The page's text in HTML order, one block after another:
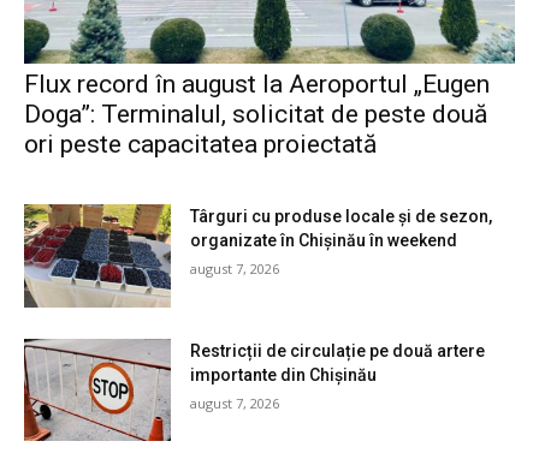
Flux record în august la Aeroportul „Eugen
Doga”: Terminalul, solicitat de peste două
ori peste capacitatea proiectată
Târguri cu produse locale și de sezon,
organizate în Chișinău în weekend
august 7, 2026
Restricții de circulație pe două artere
importante din Chișinău
august 7, 2026